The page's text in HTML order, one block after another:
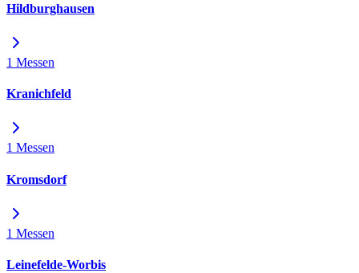
Hildburghausen
1 Messen
Kranichfeld
1 Messen
Kromsdorf
1 Messen
Leinefelde-Worbis